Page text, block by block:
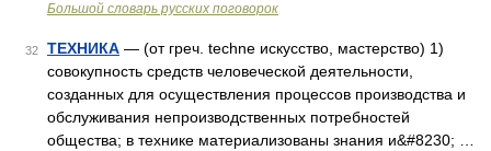
Большой словарь русских поговорок
32 ТЕХНИКА — (от греч. techne искусство, мастерство) 1)
совокупность средств человеческой деятельности,
созданных для осуществления процессов производства и
обслуживания непроизводственных потребностей
общества; в технике материализованы знания и&#8230; …